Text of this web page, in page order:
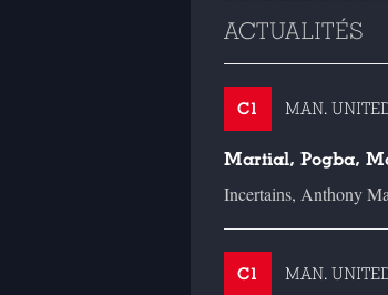
ACTUALITÉS
C1 MAN.
Martial, Pogba,
Incertains, Anthony
C1 MAN.